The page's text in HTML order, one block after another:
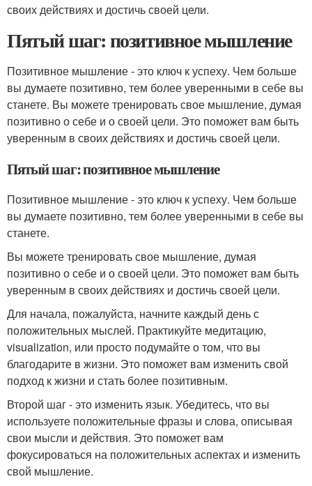
своих действиях и достичь своей цели.
Пятый шаг: позитивное мышление
Позитивное мышление - это ключ к успеху. Чем больше
вы думаете позитивно, тем более уверенными в себе вы
станете. Вы можете тренировать свое мышление, думая
позитивно о себе и о своей цели. Это поможет вам быть
уверенным в своих действиях и достичь своей цели.
Пятый шаг: позитивное мышление
Позитивное мышление - это ключ к успеху. Чем больше
вы думаете позитивно, тем более уверенными в себе вы
станете.
Вы можете тренировать свое мышление, думая
позитивно о себе и о своей цели. Это поможет вам быть
уверенным в своих действиях и достичь своей цели.
Для начала, пожалуйста, начните каждый день с
положительных мыслей. Практикуйте медитацию,
visualization, или просто подумайте о том, что вы
благодарите в жизни. Это поможет вам изменить свой
подход к жизни и стать более позитивным.
Второй шаг - это изменить язык. Убедитесь, что вы
используете положительные фразы и слова, описывая
свои мысли и действия. Это поможет вам
фокусироваться на положительных аспектах и изменить
свой мышление.